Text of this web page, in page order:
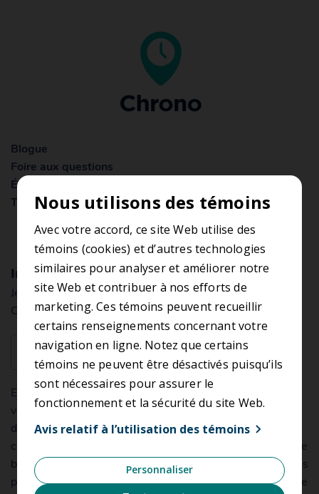
Nous utilisons des témoins
Avec votre accord, ce site Web utilise des
témoins (cookies) et d’autres technologies
similaires pour analyser et améliorer notre
site Web et contribuer à nos efforts de
marketing. Ces témoins peuvent recueillir
certains renseignements concernant votre
navigation en ligne. Notez que certains
témoins ne peuvent être désactivés puisqu’ils
sont nécessaires pour assurer le
fonctionnement et la sécurité du site Web.
Avis relatif à l’utilisation des témoins
Personnaliser
Blogue
Foire aux questions
Énoncé de confidentialité
Termes et conditions
Inscription à l’infolettre
Je souhaite être informé des nouveautés de l’application
Chrono
Envoyer
En soumettant ce formulaire, vous acceptez que l’ARTM
vous envoie son infolettre sur Chrono. Vous pourrez vous
désabonner de ce bulletin électronique en tout temps, en
cliquant sur le lien de désinscription qui se retrouve dans le
bas de nos courriels. Les renseignements personnels saisis
pour l’abonnement à l’infolettre ne seront utilisés qu’à cette